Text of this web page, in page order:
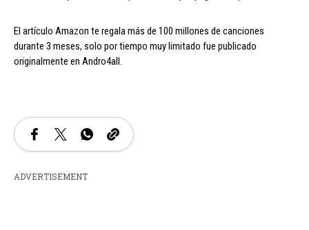
El artículo Amazon te regala más de 100 millones de canciones
durante 3 meses, solo por tiempo muy limitado fue publicado
originalmente en Andro4all.
ADVERTISEMENT